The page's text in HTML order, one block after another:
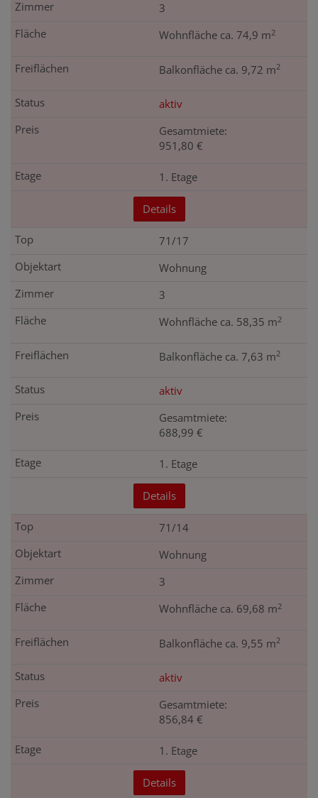
3
Wohnfläche ca. 74,9 m2
Balkonfläche ca. 9,72 m2
aktiv
Gesamtmiete:
951,80 €
1. Etage
Details
71/17
Wohnung
3
Wohnfläche ca. 58,35 m2
Balkonfläche ca. 7,63 m2
aktiv
Gesamtmiete:
688,99 €
1. Etage
Details
71/14
Wohnung
3
Wohnfläche ca. 69,68 m2
Balkonfläche ca. 9,55 m2
aktiv
Gesamtmiete:
856,84 €
1. Etage
Details